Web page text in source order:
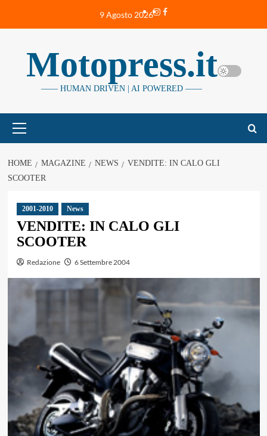
9 Agosto 2026Instagram
Facebook
Motopress.it
—— HUMAN DRIVEN | AI POWERED ——
principale
HOME MAGAZINE NEWS
VENDITE: IN CALO GLI
SCOOTER
2001-2010 News
VENDITE: IN CALO GLI
SCOOTER
Redazione 6 Settembre 2004